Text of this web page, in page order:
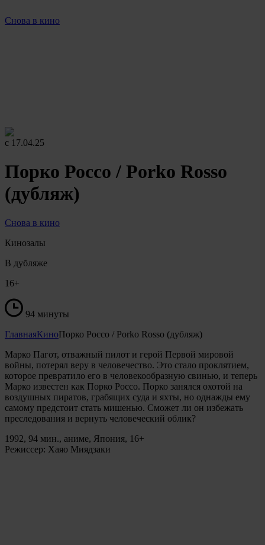
Снова в кино
c 17.04.25
Порко Россо / Porko Rosso
(дубляж)
Снова в кино
Кинозалы
В дубляже
16+
94 минуты
ГлавнаяКиноПорко Россо / Porko Rosso (дубляж)
Марко Пагот, отважный пилот и герой Первой мировой
войны, потерял веру в человечество. Это стало проклятием,
которое превратило его в человекообразную свинью, и теперь
Марко известен как Порко Россо. Порко занялся охотой на
воздушных пиратов, грабящих суда и яхты, но однажды ему
самому предстоит стать мишенью. Сможет ли он избежать
преследования и вернуть человеческий облик?
1992, 94 мин., аниме, Япония, 16+
Режиссер: Хаяо Миядзаки